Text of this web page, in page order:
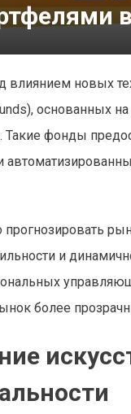
влиянием новых
основанных
фонды
и
более